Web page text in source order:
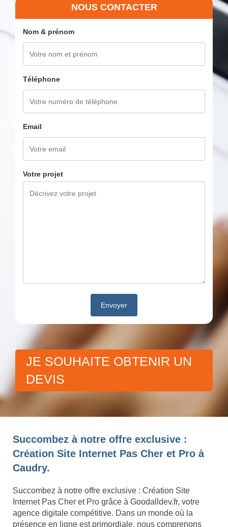
NOUS CONTACTER
Nom & prénom
Téléphone
Email
Votre projet
JE SOUHAITE OBTENIR UN
DEVIS
Succombez à notre offre exclusive :
Création Site Internet Pas Cher et Pro à
Caudry.
Succombez à notre offre exclusive : Création Site
Internet Pas Cher et Pro grâce à Goodalldev.fr, votre
agence digitale compétitive. Dans un monde où la
présence en ligne est primordiale, nous comprenons